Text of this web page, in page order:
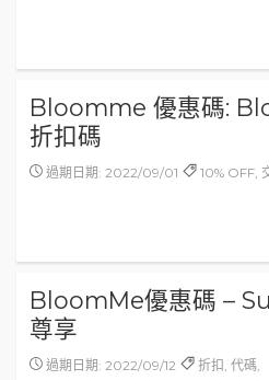
Bloomme 優惠碼:
折扣碼
過期日期: 2022/09/01 10% OFF,
BloomMe優惠碼 –
尊享
過期日期: 2022/09/12 折扣, 代碼,